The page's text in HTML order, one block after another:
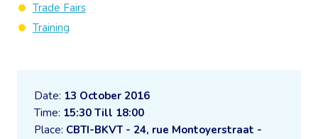
Date: 13 October 2016
Time: 15:30 Till 18:00
Place: CBTI-BKVT - 24, rue Montoyerstraat -
Trade Fairs
Training